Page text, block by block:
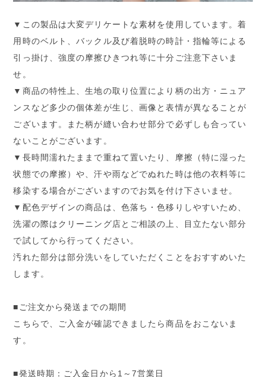
▼この製品は大変デリケートな素材を使用しています。着
用時のベルト、バックル及び着脱時の時計・指輪等による
引っ掛け、強度の摩擦ひきつれ等に十分ご注意下さいま
せ。
▼商品の特性上、生地の取り位置により柄の出方・ニュア
ンスなど多少の個体差が生じ、画像と表情が異なることが
ございます。また柄が縫い合わせ部分で必ずしも合ってい
ないことがございます。
▼長時間濡れたままで重ねて置いたり、摩擦（特に湿った
状態での摩擦）や、汗や雨などでぬれた時は他の衣料等に
移染する場合がございますのでお気を付け下さいませ。
▼配色デザインの商品は、色落ち・色移りしやすいため、
洗濯の際はクリーニング店とご相談の上、目立たない部分
で試してから行ってください。
汚れた部分は部分洗いをしていただくことをおすすめいた
します。
■ご注文から発送までの期間
こちらで、ご入金が確認できましたら商品をおこないま
す。
■発送時期：ご入金日から1～7営業日